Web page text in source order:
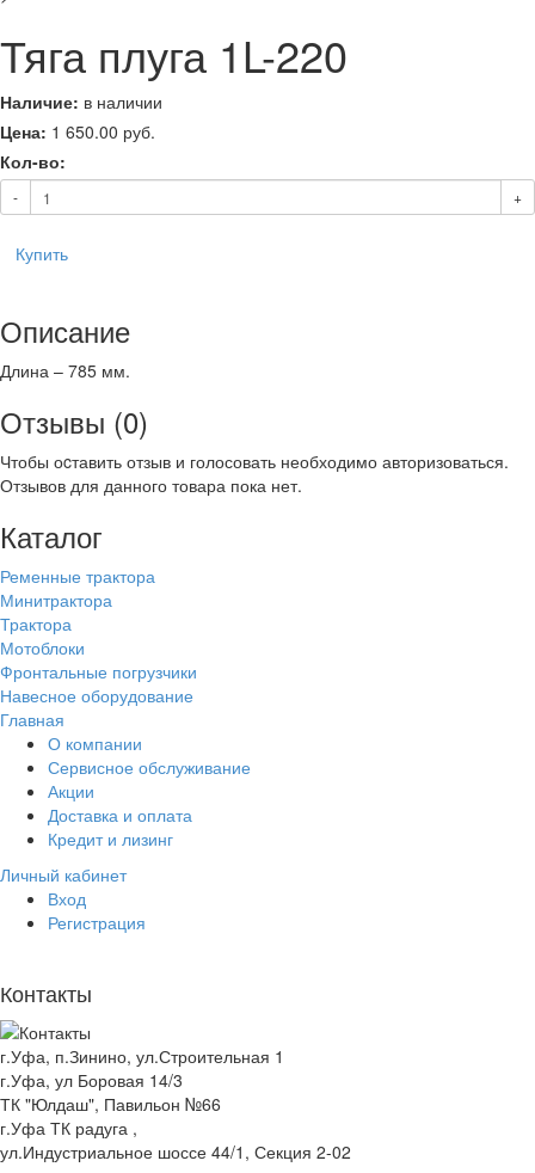
Тяга плуга 1L-220
Наличие: в наличии
Цена: 1 650.00 руб.
Кол-во:
- +
Купить
Описание
Длина – 785 мм.
Отзывы (0)
Чтобы оcтавить отзыв и голосовать необходимо авторизоваться.
Отзывов для данного товара пока нет.
Каталог
Ременные трактора
Минитрактора
Трактора
Мотоблоки
Фронтальные погрузчики
Навесное оборудование
Главная
О компании
Сервисное обслуживание
Акции
Доставка и оплата
Кредит и лизинг
Личный кабинет
Вход
Регистрация
Контакты
г.Уфа, п.Зинино, ул.Строительная 1
г.Уфа, ул Боровая 14/3
ТК "Юлдаш", Павильон №66
г.Уфа ТК радуга ,
ул.Индустриальное шоссе 44/1, Секция 2-02